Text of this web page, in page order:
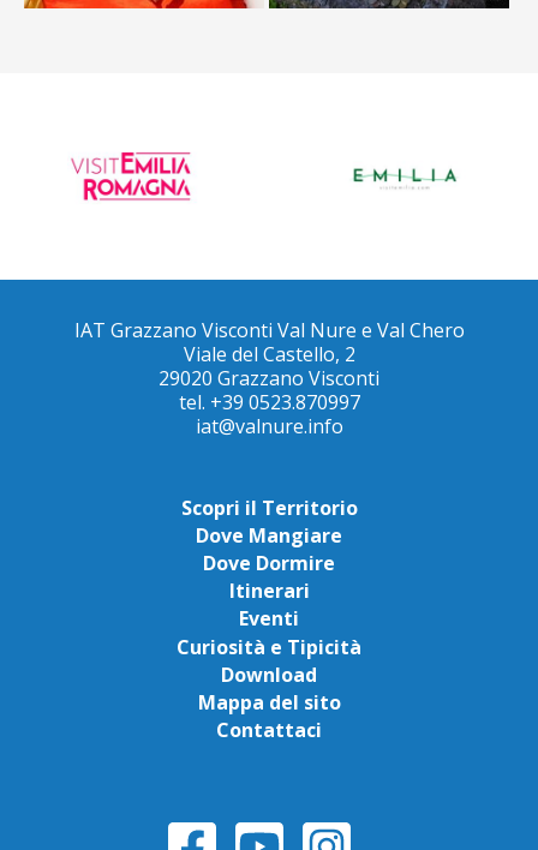
IAT Grazzano Visconti Val Nure e Val Chero
Viale del Castello, 2
29020 Grazzano Visconti
tel. +39 0523.870997
iat@valnure.info
Scopri il Territorio
Dove Mangiare
Dove Dormire
Itinerari
Eventi
Curiosità e Tipicità
Download
Mappa del sito
Contattaci